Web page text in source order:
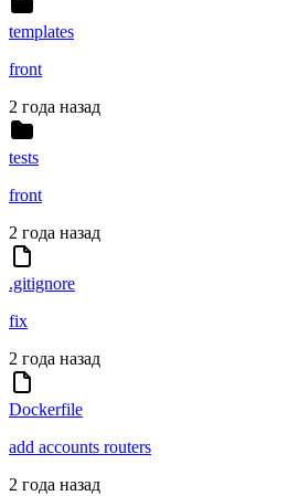
templates
front
2 года назад
tests
front
2 года назад
.gitignore
fix
2 года назад
Dockerfile
add accounts routers
2 года назад